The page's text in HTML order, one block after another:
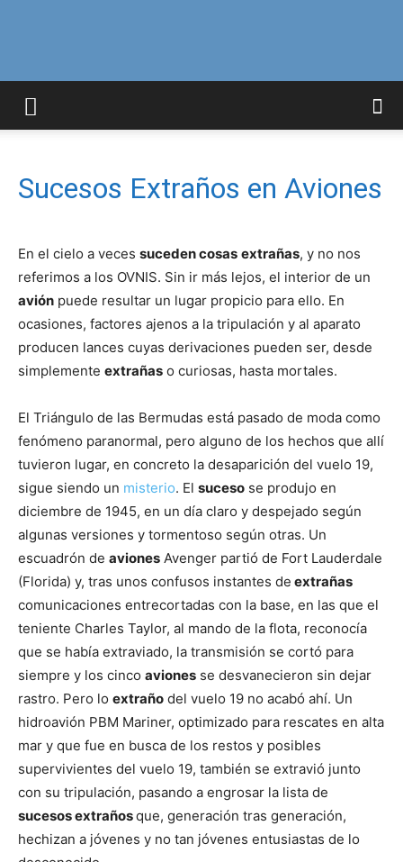
Curiosidades
Mundo
Sucesos Extraños en Aviones
En el cielo a veces suceden cosas extrañas, y no nos
referimos a los OVNIS. Sin ir más lejos, el interior de un
avión puede resultar un lugar propicio para ello. En
ocasiones, factores ajenos a la tripulación y al aparato
producen lances cuyas derivaciones pueden ser, desde
simplemente extrañas o curiosas, hasta mortales.
El Triángulo de las Bermudas está pasado de moda como
fenómeno paranormal, pero alguno de los hechos que allí
tuvieron lugar, en concreto la desaparición del vuelo 19,
sigue siendo un misterio. El suceso se produjo en
diciembre de 1945, en un día claro y despejado según
algunas versiones y tormentoso según otras. Un
escuadrón de aviones Avenger partió de Fort Lauderdale
(Florida) y, tras unos confusos instantes de extrañas
comunicaciones entrecortadas con la base, en las que el
teniente Charles Taylor, al mando de la flota, reconocía
que se había extraviado, la transmisión se cortó para
siempre y los cinco aviones se desvanecieron sin dejar
rastro. Pero lo extraño del vuelo 19 no acabó ahí. Un
hidroavión PBM Mariner, optimizado para rescates en alta
mar y que fue en busca de los restos y posibles
supervivientes del vuelo 19, también se extravió junto
con su tripulación, pasando a engrosar la lista de
sucesos extrañosque, generación tras generación,
hechizan a jóvenes y no tan jóvenes entusiastas de lo